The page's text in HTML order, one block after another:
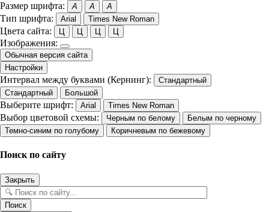
Размер шрифта: A A A
Тип шрифта: Arial Times New Roman
Цвета сайта: Ц Ц Ц Ц
Изображения:
Обычная версия сайта
Настройки
Интервал между буквами (Кернинг):
Стандартный
Стандартный
Большой
Выберите шрифт: Arial Times New Roman
Выбор цветовой схемы: Черным по белому
Белым по черному
Темно-синим по голубому
Коричневым по бежевому
Поиск по сайту
Закрыть
Поиск